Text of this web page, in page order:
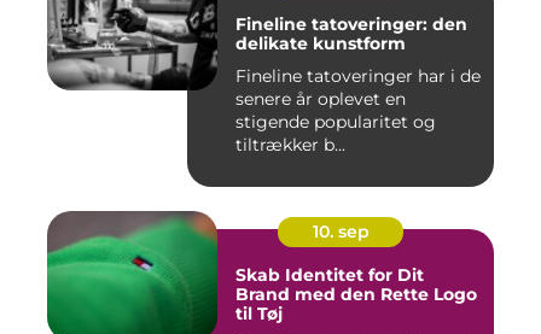
Fineline tatoveringer: den
delikate kunstform
Fineline tatoveringer har i de
senere år oplevet en
stigende popularitet og
tiltrækker b...
10. sep
Skab Identitet for Dit
Brand med den Rette Logo
til Tøj